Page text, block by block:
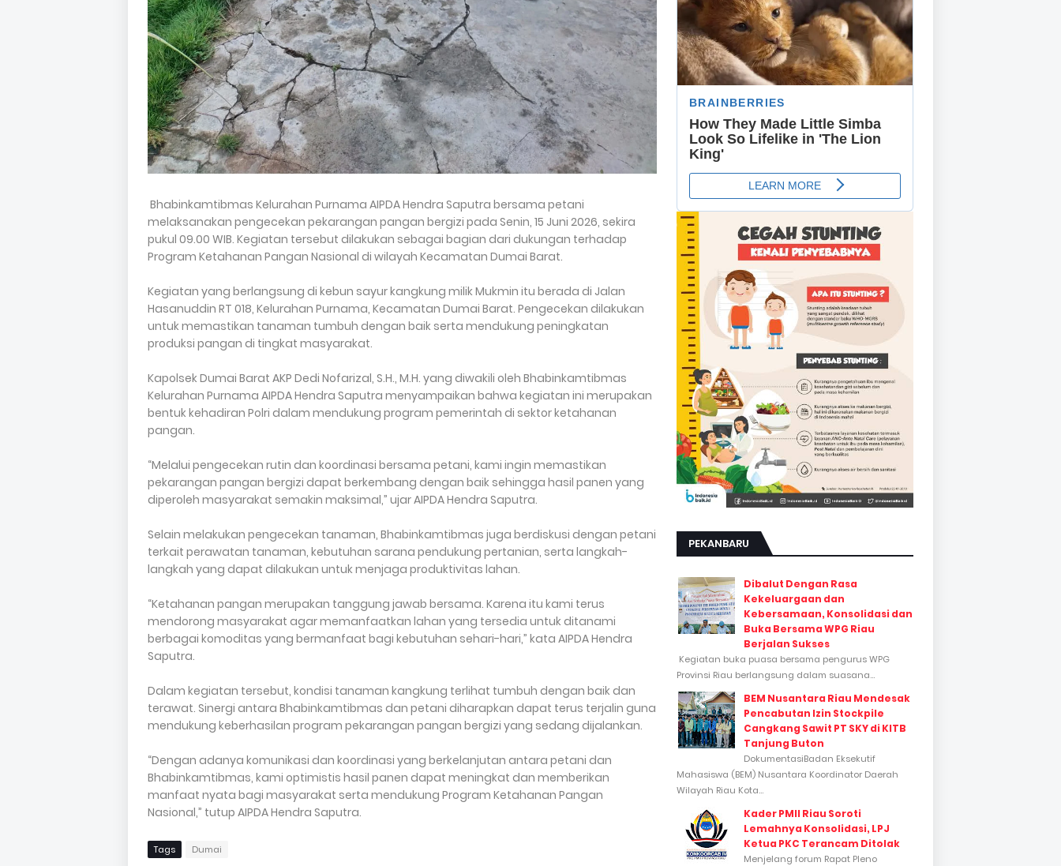
Bhabinkamtibmas Kelurahan Purnama AIPDA Hendra Saputra bersama petani
melaksanakan pengecekan pekarangan pangan bergizi pada Senin, 15 Juni 2026, sekira
pukul 09.00 WIB. Kegiatan tersebut dilakukan sebagai bagian dari dukungan terhadap
Program Ketahanan Pangan Nasional di wilayah Kecamatan Dumai Barat.
Kegiatan yang berlangsung di kebun sayur kangkung milik Mukmin itu berada di Jalan
Hasanuddin RT 018, Kelurahan Purnama, Kecamatan Dumai Barat. Pengecekan dilakukan
untuk memastikan tanaman tumbuh dengan baik serta mendukung peningkatan
produksi pangan di tingkat masyarakat.
Kapolsek Dumai Barat AKP Dedi Nofarizal, S.H., M.H. yang diwakili oleh Bhabinkamtibmas
Kelurahan Purnama AIPDA Hendra Saputra menyampaikan bahwa kegiatan ini merupakan
bentuk kehadiran Polri dalam mendukung program pemerintah di sektor ketahanan
pangan.
“Melalui pengecekan rutin dan koordinasi bersama petani, kami ingin memastikan
pekarangan pangan bergizi dapat berkembang dengan baik sehingga hasil panen yang
diperoleh masyarakat semakin maksimal,” ujar AIPDA Hendra Saputra.
Selain melakukan pengecekan tanaman, Bhabinkamtibmas juga berdiskusi dengan petani
terkait perawatan tanaman, kebutuhan sarana pendukung pertanian, serta langkah-
langkah yang dapat dilakukan untuk menjaga produktivitas lahan.
“Ketahanan pangan merupakan tanggung jawab bersama. Karena itu kami terus
mendorong masyarakat agar memanfaatkan lahan yang tersedia untuk ditanami
berbagai komoditas yang bermanfaat bagi kebutuhan sehari-hari,” kata AIPDA Hendra
Saputra.
Dalam kegiatan tersebut, kondisi tanaman kangkung terlihat tumbuh dengan baik dan
terawat. Sinergi antara Bhabinkamtibmas dan petani diharapkan dapat terus terjalin guna
mendukung keberhasilan program pekarangan pangan bergizi yang sedang dijalankan.
“Dengan adanya komunikasi dan koordinasi yang berkelanjutan antara petani dan
Bhabinkamtibmas, kami optimistis hasil panen dapat meningkat dan memberikan
manfaat nyata bagi masyarakat serta mendukung Program Ketahanan Pangan
Nasional,” tutup AIPDA Hendra Saputra.
Tags Dumai
PEKANBARU
Dibalut Dengan Rasa
Kekeluargaan dan
Kebersamaan, Konsolidasi dan
Buka Bersama WPG Riau
Berjalan Sukses
Kegiatan buka puasa bersama pengurus WPG
Provinsi Riau berlangsung dalam suasana...
BEM Nusantara Riau Mendesak
Pencabutan Izin Stockpile
Cangkang Sawit PT SKY di KITB
Tanjung Buton
DokumentasiBadan Eksekutif
Mahasiswa (BEM) Nusantara Koordinator Daerah
Wilayah Riau Kota...
Kader PMII Riau Soroti
Lemahnya Konsolidasi, LPJ
Ketua PKC Terancam Ditolak
Menjelang forum Rapat Pleno